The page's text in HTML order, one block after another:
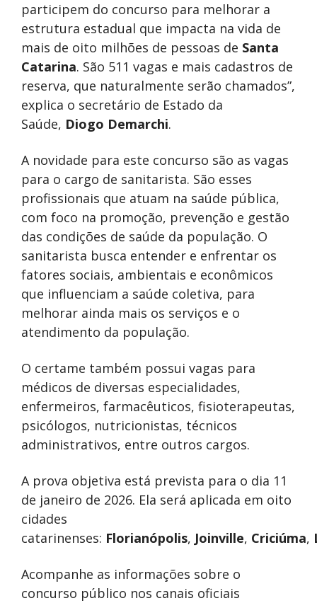
participem do concurso para melhorar a
estrutura estadual que impacta na vida de
mais de oito milhões de pessoas de Santa
Catarina. São 511 vagas e mais cadastros de
reserva, que naturalmente serão chamados”,
explica o secretário de Estado da
Saúde, Diogo Demarchi.
A novidade para este concurso são as vagas
para o cargo de sanitarista. São esses
profissionais que atuam na saúde pública,
com foco na promoção, prevenção e gestão
das condições de saúde da população. O
sanitarista busca entender e enfrentar os
fatores sociais, ambientais e econômicos
que influenciam a saúde coletiva, para
melhorar ainda mais os serviços e o
atendimento da população.
O certame também possui vagas para
médicos de diversas especialidades,
enfermeiros, farmacêuticos, fisioterapeutas,
psicólogos, nutricionistas, técnicos
administrativos, entre outros cargos.
A prova objetiva está prevista para o dia 11
de janeiro de 2026. Ela será aplicada em oito
cidades
catarinenses: Florianópolis, Joinville, Criciúma,
Acompanhe as informações sobre o
concurso público nos canais oficiais